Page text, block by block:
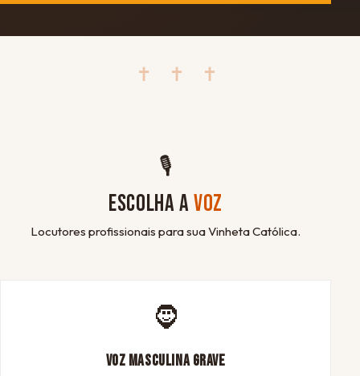
✝ ✝ ✝
🎙
ESCOLHA AVOZ
Locutores profissionais para sua Vinheta Católica.
🧔
Voz Masculina Grave